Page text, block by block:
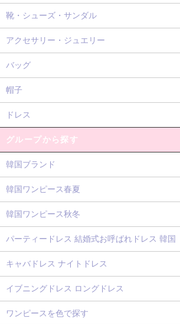
靴・シューズ・サンダル
アクセサリー・ジュエリー
バッグ
帽子
ドレス
グループから探す
韓国ブランド
韓国ワンピース春夏
韓国ワンピース秋冬
パーティードレス 結婚式お呼ばれドレス 韓国
キャバドレス ナイトドレス
イブニングドレス ロングドレス
ワンピースを色で探す